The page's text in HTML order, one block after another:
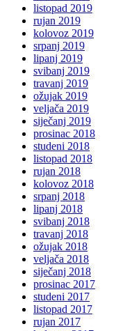
listopad 2019
rujan 2019
kolovoz 2019
srpanj 2019
lipanj 2019
svibanj 2019
travanj 2019
ožujak 2019
veljača 2019
siječanj 2019
prosinac 2018
studeni 2018
listopad 2018
rujan 2018
kolovoz 2018
srpanj 2018
lipanj 2018
svibanj 2018
travanj 2018
ožujak 2018
veljača 2018
siječanj 2018
prosinac 2017
studeni 2017
listopad 2017
rujan 2017